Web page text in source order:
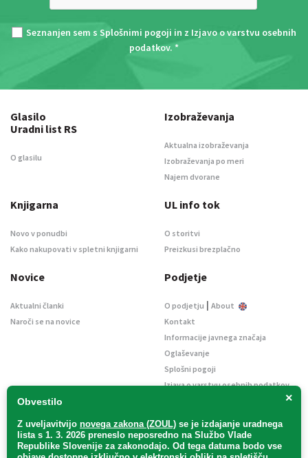
Seznanjen sem s Splošnimi pogoji in z Izjavo o varstvu osebnih
podatkov. *
×
Obvestilo
Z uveljavitvijo novega zakona (ZOUL) se je izdajanje uradnega
lista s 1. 3. 2026 preneslo neposredno na Službo Vlade
Republike Slovenije za zakonodajo. Od tega datuma bodo vse
Glasilo
Uradni list RS
O glasilu
Izobraževanja
Aktualna izobraževanja
Izobraževanja po meri
Najem dvorane
Knjigarna
Novo v ponudbi
Kako nakupovati v spletni knjigarni
UL info tok
O storitvi
Preizkusi brezplačno
Novice
Aktualni članki
Naroči se na novice
Podjetje
O podjetju | About
Kontakt
Informacije javnega značaja
Oglaševanje
Splošni pogoji
Izjava o varstvu osebnih podatkov